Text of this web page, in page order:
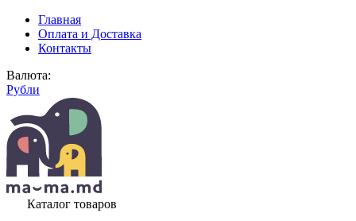
Главная
Оплата и Доставка
Контакты
Валюта:
Рубли
Каталог товаров